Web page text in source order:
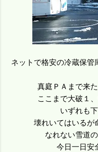
ネットで格安の冷蔵保
真庭ＰＡまで来
ここまで大破１
いずれも
壊れいてはいるが
なれない雪道
今日一日安